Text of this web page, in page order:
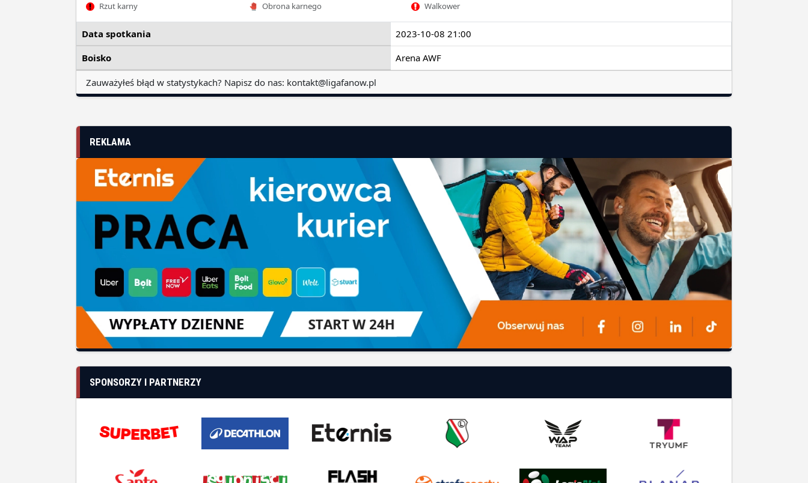
Rzut karny
Obrona karnego Walkower
Data spotkania
2023-10-08 21:00
Boisko
Arena AWF
Zauważyłeś błąd w statystykach? Napisz do nas: kontakt@ligafanow.pl
REKLAMA
SPONSORZY I PARTNERZY